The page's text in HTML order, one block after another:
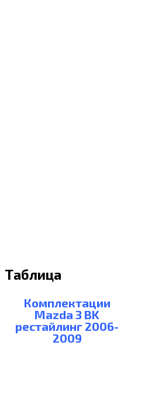
Таблица
Комплектации
Mazda 3 BK
рестайлинг 2006-
2009